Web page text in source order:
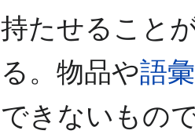
持たせること
る。物品や語彙
できないもの